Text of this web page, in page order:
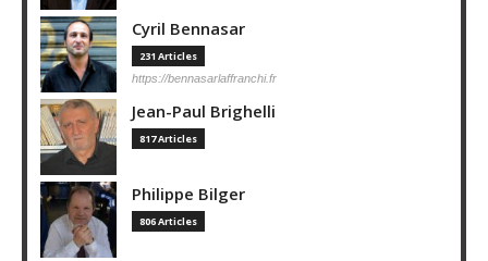
Cyril Bennasar
231 Articles
https://bennasarlaffranchi.fr
Jean-Paul Brighelli
817 Articles
Philippe Bilger
806 Articles